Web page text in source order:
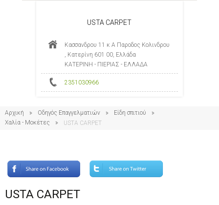
USTA CARPET
Κασσανδρου 11 κ Α Παροδος Κολινδρου
, Κατερίνη 601 00, Ελλάδα
ΚΑΤΕΡΙΝΗ - ΠΙΕΡΙΑΣ - ΕΛΛΑΔΑ
2351030966
Αρχική Οδηγός Επαγγελματιών
Είδη σπιτιού
Χαλία - Μοκέτες
USTA CARPET
USTA CARPET